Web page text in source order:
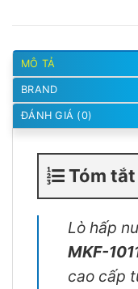
MÔ TẢ
BRAND
ĐÁNH GIÁ (0)
Tóm
Lò hấp
MKF-
cao cấp